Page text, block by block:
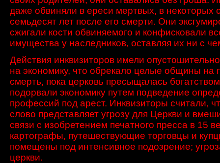
даже обвиняли в ереси мертвых, в некоторых
семьдесят лет после его смерти. Они
сжигали кости обвиняемого и конфисковали
имущества у наследников, оставляя их ни с
Действия инквизиторов имели
на экономику, что обрекало целые общины на
смерть, пока церковь пресыщалась
подорвали экономику путем подведение
профессий под арест. Инквизиторы считали,
слово представляетугрозу для Церкви и
связи с изобретением печатного пресса в 15
картографы, путешествующие торговцы и
помещены под интенсивное подозрение;
церкви.